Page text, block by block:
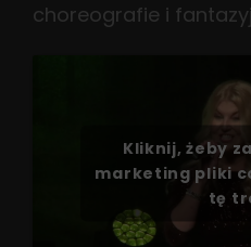
choreografie i
Kliknij, żeby
marketing pliki
tę